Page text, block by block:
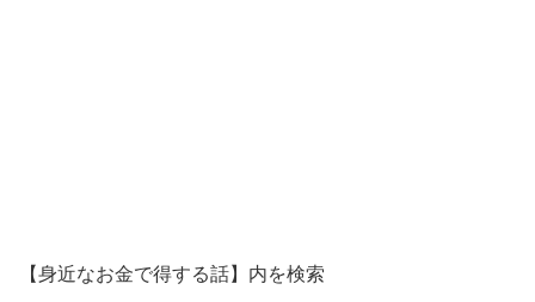
【身近なお金で得する話】内を検索